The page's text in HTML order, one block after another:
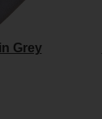
Grey